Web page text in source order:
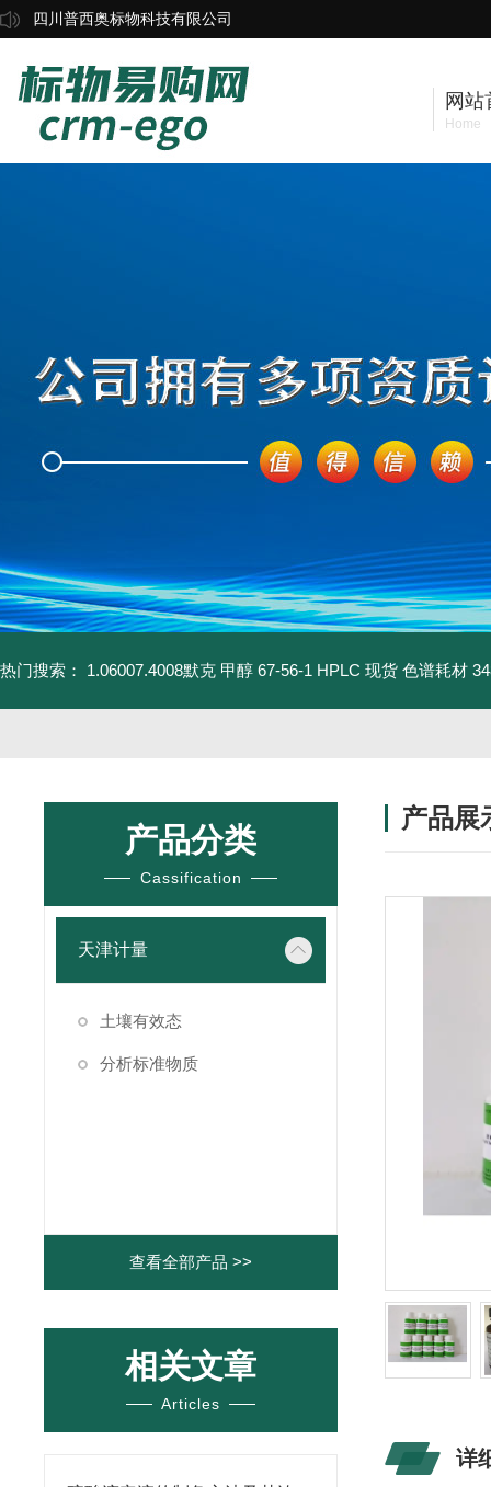
四川普西奥标物科技有限公司
网站
Home
热门搜索： 1.06007.4008默克 甲醇 67-56-1 HPLC 现货 色谱耗材
产品分类
Cassification
天津计量
土壤有效态
分析标准物质
查看全部产品 >>
相关文章
Articles
产品展
详